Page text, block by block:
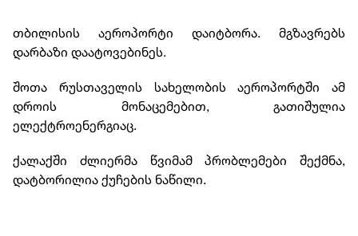
თბილისის აეროპორტი დაიტბორა. მგზავრებს
დარბაზი დაატოვებინეს.
შოთა რუსთაველის სახელობის აეროპორტში ამ
დროის მონაცემებით, გათიშულია
ელექტროენერგიაც.
ქალაქში ძლიერმა წვიმამ პრობლემები შექმნა,
დატბორილია ქუჩების ნაწილი.